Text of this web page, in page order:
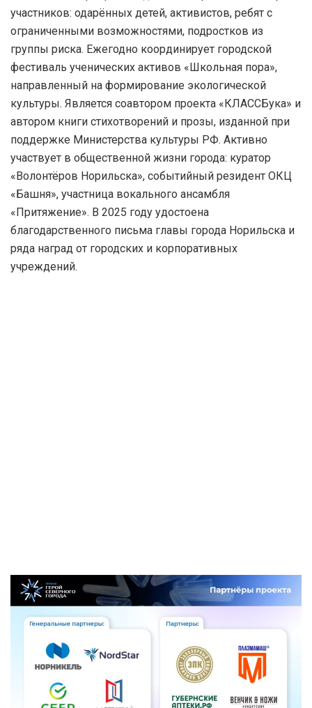
участников: одарённых детей, активистов, ребят с
ограниченными возможностями, подростков из
группы риска. Ежегодно координирует городской
фестиваль ученических активов «Школьная пора»,
направленный на формирование экологической
культуры. Является соавтором проекта «КЛАССБука» и
автором книги стихотворений и прозы, изданной при
поддержке Министерства культуры РФ. Активно
участвует в общественной жизни города: куратор
«Волонтёров Норильска», событийный резидент ОКЦ
«Башня», участница вокального ансамбля
«Притяжение». В 2025 году удостоена
благодарственного письма главы города Норильска и
ряда наград от городских и корпоративных
учреждений.